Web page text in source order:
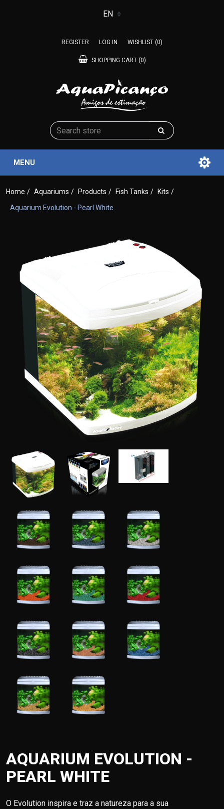
REGISTER LOG IN WISHLIST (0)
SHOPPING CART (0)
MENU
Home / Aquariums / Products / Fish Tanks / Kits /
Aquarium Evolution - Pearl White
AQUARIUM EVOLUTION -
PEARL WHITE
O Evolution inspira e traz a natureza para a sua